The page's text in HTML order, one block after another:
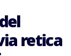
retica